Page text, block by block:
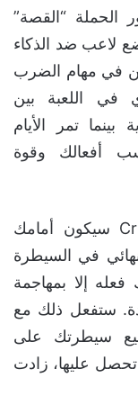
الحملة “القصة”
لاعب ضد الذكاء
في مهام الضرب
في اللعبة بين
بينما تمر الأيام
أفعالك وقوة
في لعبة Crime Boss: Rockay City سيكون أمامك
في السيطرة
فعله إلا بمهاجمة
ستفعل ذلك مع
سيطرتك على
تحصل عليها، زادت